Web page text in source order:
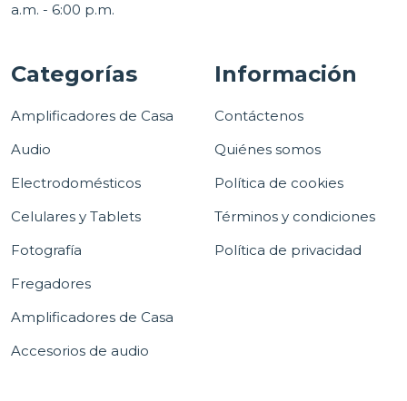
a.m. - 6:00 p.m.
Categorías
Amplificadores de Casa
Audio
Electrodomésticos
Celulares y Tablets
Fotografía
Fregadores
Amplificadores de Casa
Accesorios de audio
Información
Contáctenos
Quiénes somos
Política de cookies
Términos y condiciones
Política de privacidad